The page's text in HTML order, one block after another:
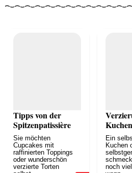
Tipps von der
Spitzenpatissière
Sie möchten
Cupcakes mit
raffinierten Toppings
oder wunderschön
verzierte Torten
Ein
Kuchen
noch